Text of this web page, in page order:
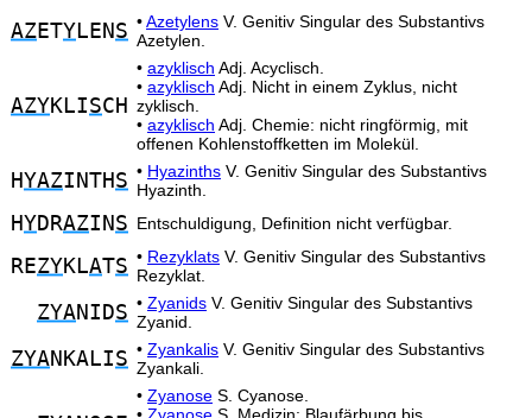
AZETYLEN S •Azetylens V. Genitiv Singular des Substantivs
Azetylen.
AZYKLISCH
• azyklisch Adj. Acyclisch.
• azyklisch Adj. Nicht in einem Zyklus, nicht
zyklisch.
• azyklisch Adj. Chemie: nicht ringförmig, mit
offenen Kohlenstoffketten im Molekül.
HYAZINTH S • Hyazinths V. Genitiv Singular des Substantivs
Hyazinth.
HYDRAZIN S Entschuldigung, Definition nicht verfügbar.
REZYKLATS • Rezyklats V. Genitiv Singular des Substantivs
Rezyklat.
ZYANIDS • Zyanids V. Genitiv Singular des Substantivs
Zyanid.
ZYANKALIS • Zyankalis V. Genitiv Singular des Substantivs
Zyankali.
• Zyanose S. Cyanose.